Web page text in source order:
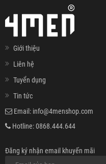
Giới thiệu
Liên hệ
Tuyển dụng
Tin tức
Email: info@4menshop.com
Hotline:0868.444.644
Đăng ký nhận email khuyến mãi